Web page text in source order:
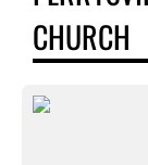
CHURCH